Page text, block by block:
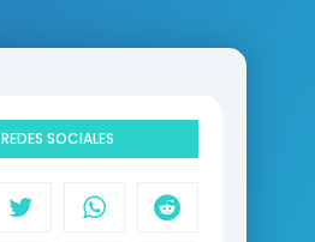
REDES SOCIALES